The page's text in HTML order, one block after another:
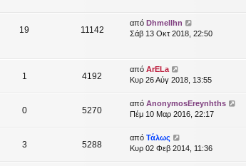
19 11142
από Dhmellhn
Σάβ 13 Οκτ 2018, 22:50
1 4192
από ArELa
Κυρ 26 Αύγ 2018, 13:55
0 5270
από AnonymosEreynhths
Πέμ 10 Μαρ 2016, 22:17
3 5288
από Τάλως
Κυρ 02 Φεβ 2014, 11:36